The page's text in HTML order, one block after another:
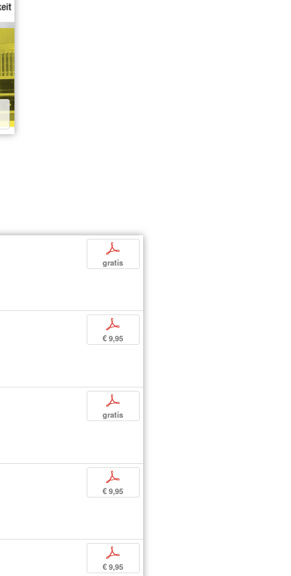
p
gratis
p
€ 9,95
p
gratis
p
€ 9,95
p
€ 9,95